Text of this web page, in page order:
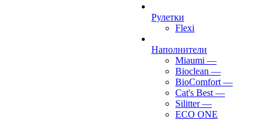
Рулетки
Flexi
Наполнители
Miaumi —
Bioclean —
BioComfort —
Cat's Best —
Silitter —
ECO ONE